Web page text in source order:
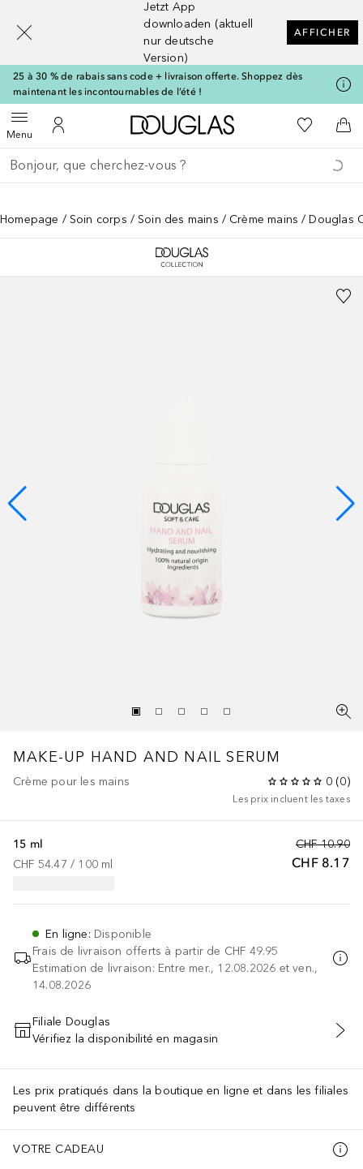
Jetzt App
downloaden (aktuell
nur deutsche
Version)
AFFICHER
25 à 30 % de rabais sans code + livraison offerte. Shoppez dès
maintenant les incontournables de l’été !
MenuOuvrir le menuVers Mon Compte
Vers l'accueil Douglas
Vers Ma
Retourner
Exécuter la recherche
Homepage Soin corps Soin des mains Crème mains Douglas
MAKE-UP HAND AND NAIL SERUM
Crème pour les mains 0 (0)
Les prix incluent les taxes
CHF 10.90
CHF 8.17
15 ml
CHF 54.47 / 100 ml
En ligne: Disponible
Frais de livraison offerts à partir de CHF 49.95
Estimation de livraison: Entre mer., 12.08.2026 et ven.,
14.08.2026
AJOUTER AU PANIER
Filiale Douglas
Vérifiez la disponibilité en magasin
Les prix pratiqués dans la boutique en ligne et dans les filiales
peuvent être différents
VOTRE CADEAU
[navigation.slideout.screenreader]